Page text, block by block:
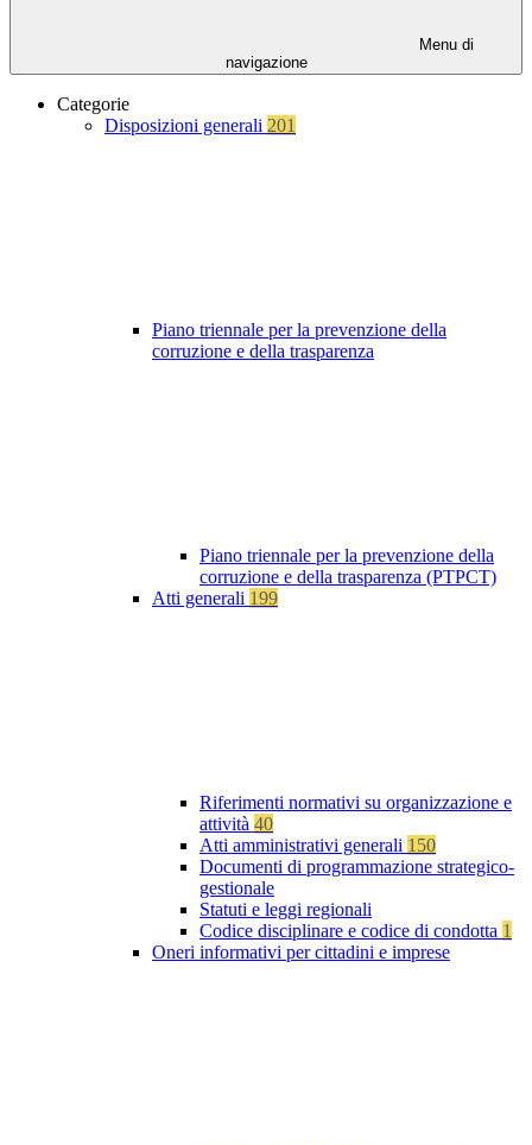
Menu di
navigazione
Categorie
Disposizioni generali 201
Piano triennale per la prevenzione della
corruzione e della trasparenza
Piano triennale per la prevenzione della
corruzione e della trasparenza (PTPCT)
Atti generali 199
Riferimenti normativi su organizzazione e
attività 40
Atti amministrativi generali 150
Documenti di programmazione strategico-
gestionale
Statuti e leggi regionali
Codice disciplinare e codice di condotta 1
Oneri informativi per cittadini e imprese